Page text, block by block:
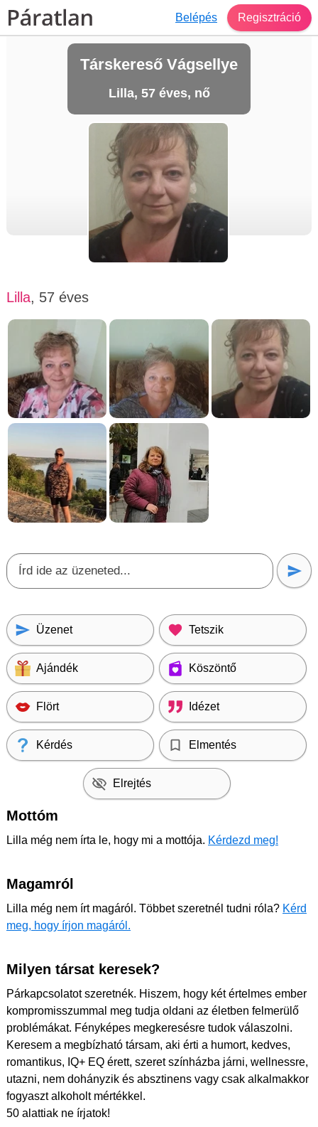
Belépés Regisztráció
Társkereső Vágsellye
Lilla, 57 éves, nő
Lilla, 57 éves
Üzenet Tetszik
Ajándék Köszöntő
Flört Idézet
Kérdés Elmentés
Elrejtés
Mottóm
Lilla még nem írta le, hogy mi a mottója. Kérdezd meg!
Magamról
Lilla még nem írt magáról. Többet szeretnél tudni róla? Kérd
meg, hogy írjon magáról.
Milyen társat keresek?
Párkapcsolatot szeretnék. Hiszem, hogy két értelmes ember
kompromisszummal meg tudja oldani az életben felmerülő
problémákat. Fényképes megkeresésre tudok válaszolni.
Keresem a megbízható társam, aki érti a humort, kedves,
romantikus, IQ+ EQ érett, szeret színházba járni, wellnessre,
utazni, nem dohányzik és absztinens vagy csak alkalmakkor
fogyaszt alkoholt mértékkel.
50 alattiak ne írjatok!